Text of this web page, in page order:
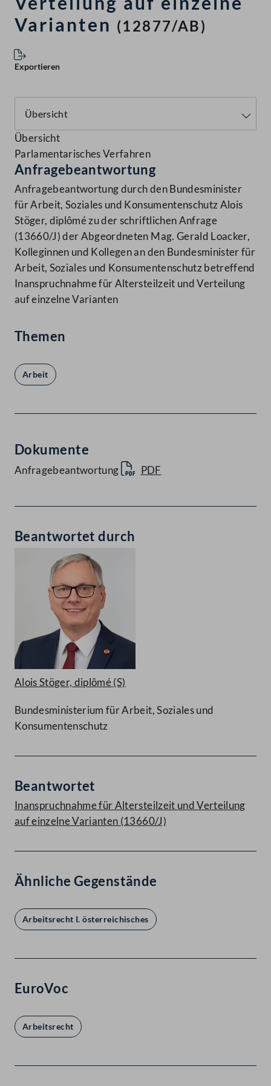
Varianten (12877/AB)
Exportieren
Übersicht
Parlamentarisches Verfahren
Anfragebeantwortung
Anfragebeantwortung durch den Bundesminister
für Arbeit, Soziales und Konsumentenschutz Alois
Stöger, diplômé zu der schriftlichen Anfrage
(13660/J) der Abgeordneten Mag. Gerald Loacker,
Kolleginnen und Kollegen an den Bundesminister für
Arbeit, Soziales und Konsumentenschutz betreffend
Inanspruchnahme für Altersteilzeit und Verteilung
auf einzelne Varianten
Themen
Arbeit
Dokumente
Anfragebeantwortung PDF
Beantwortet durch
Alois Stöger, diplômé(S)
Bundesministerium für Arbeit, Soziales und
Konsumentenschutz
Beantwortet
Inanspruchnahme für Altersteilzeit und Verteilung
auf einzelne Varianten (13660/J)
Ähnliche Gegenstände
Arbeitsrecht I. österreichisches
EuroVoc
Arbeitsrecht